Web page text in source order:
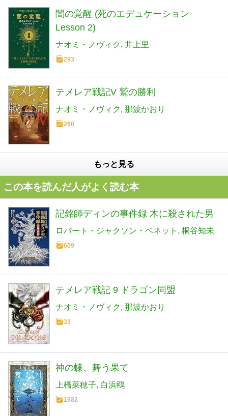
闇の覚醒 (死のエデュケーション
Lesson 2)
ナオミ・ノヴィク 井上里
293
テメレア戦記V 鷲の勝利
ナオミ・ノヴィク 那波かおり
260
もっと見る
この本を読んだ人がよく読む本
記銘師ディンの事件録 木に殺された男
ロバート・ジャクソン・ベネット 桐谷知未
609
テメレア戦記 9 ドラゴン同盟
ナオミ・ノヴィク 那波かおり
33
神の蝶、舞う果て
上橋菜穂子 白浜鴎
1582